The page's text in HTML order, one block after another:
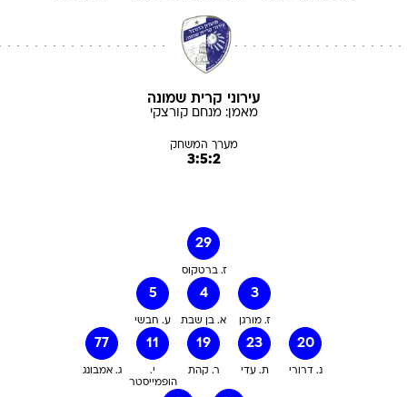
עירוני קרית שמונה
מאמן:מנחם קורצקי
מערך המשחק
3:5:2
29
ז. ברטקוס
5
ע. חבשי
4
א. בן שבת
3
ז. מורגן
77
ג. אמבונג
11
י.
הופמייסטר
19
ר. קהת
23
ת. עדי
20
נ. דרורי